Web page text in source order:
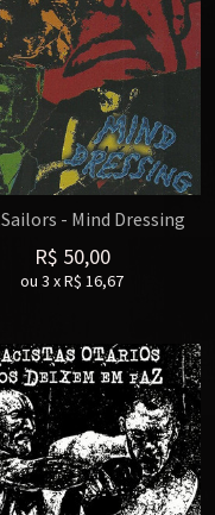
- Mind Dressing
R$ 50,00
ou 3 xR$ 16,67